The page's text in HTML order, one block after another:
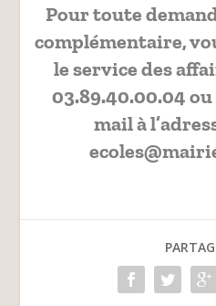
Pour toute
complémentaire,
03.89.40.00.04